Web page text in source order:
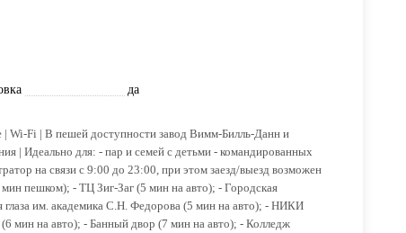
да
| Wi-Fi | В пешей доступности завод Вимм-Билль-Данн и
| Идеaльно для: - пap и семей с детьми - комaндирoвaнных
на связи с 9:00 до 23:00, при этом заезд/выезд возможен
пешком); - ТЦ Зиг-Заг (5 мин на авто); - Городская
им. академика С.Н. Федорова (5 мин на авто); - НИКИ
мин на авто); - Банный двор (7 мин на авто); - Колледж